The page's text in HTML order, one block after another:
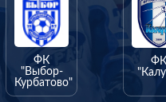
ФК
"Выбор-
Курбатово"
ФК